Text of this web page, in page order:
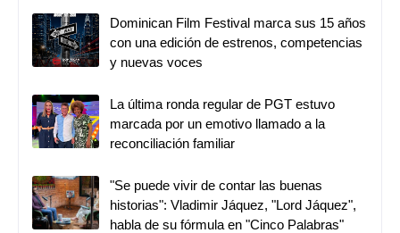
Dominican Film Festival marca sus 15 años
con una edición de estrenos, competencias
y nuevas voces
La última ronda regular de PGT estuvo
marcada por un emotivo llamado a la
reconciliación familiar
"Se puede vivir de contar las buenas
historias": Vladimir Jáquez, "Lord Jáquez",
habla de su fórmula en "Cinco Palabras"